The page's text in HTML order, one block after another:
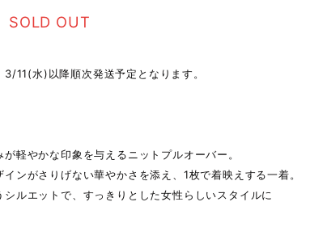
SOLD OUT
3/11(水)以降順次発送予定となります。
軽やかな印象を与えるニットプルオーバー。
インがさりげない華やかさを添え、1枚で着映えする一着。
シルエットで、すっきりとした女性らしいスタイルに